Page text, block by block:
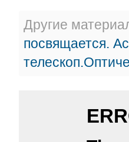
Другие
посвящается.